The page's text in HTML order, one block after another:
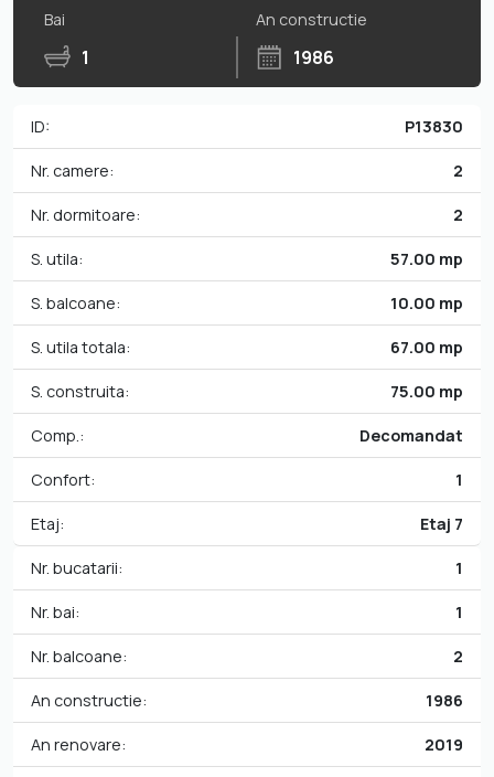
Bai
1
An constructie
1986
ID: P13830
Nr. camere: 2
Nr. dormitoare: 2
S. utila: 57.00 mp
S. balcoane: 10.00 mp
S. utila totala: 67.00 mp
S. construita: 75.00 mp
Comp.: Decomandat
Confort: 1
Etaj: Etaj 7
Nr. bucatarii: 1
Nr. bai: 1
Nr. balcoane: 2
An constructie: 1986
An renovare: 2019